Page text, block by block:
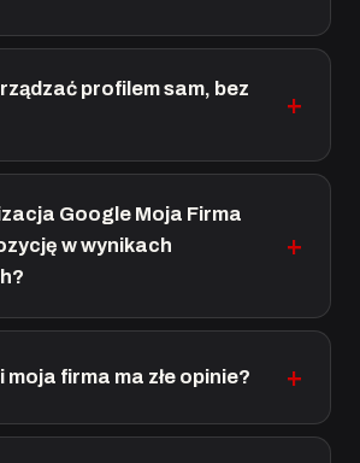
profilem sam, bez
Google Moja Firma
w wynikach
moja firma ma złe opinie?